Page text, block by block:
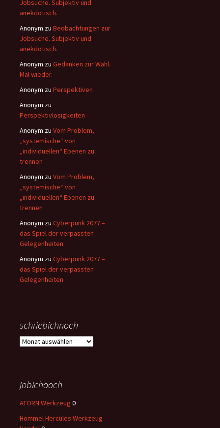
Jobsuche. Subjektiv und
anekdotisch.
Anonym zu Beobachtungen zur
Jobsuche. Subjektiv und
anekdotisch.
Anonym zu Gedanken zur Wahl.
Mal wieder.
Anonym zu Perspektiven
Anonym zu
Perspektivlosigkeiten
Anonym zu Vom Problem,
„systemische“ von
„individuellen“ Ebenen zu
trennen
Anonym zu Vom Problem,
„systemische“ von
„individuellen“ Ebenen zu
trennen
Anonym zu Cyberpunk 2077 –
das Spiel der verpassten
Gelegenheiten
Anonym zu Cyberpunk 2077 –
das Spiel der verpassten
Gelegenheiten
schriebichnoch
schriebichnoch
jobichooch
ATORN Werkzeug 0
Hommel Hercules Werkzeug